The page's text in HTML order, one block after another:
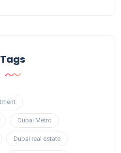
Tags
Dubai Metro
Dubai real estate